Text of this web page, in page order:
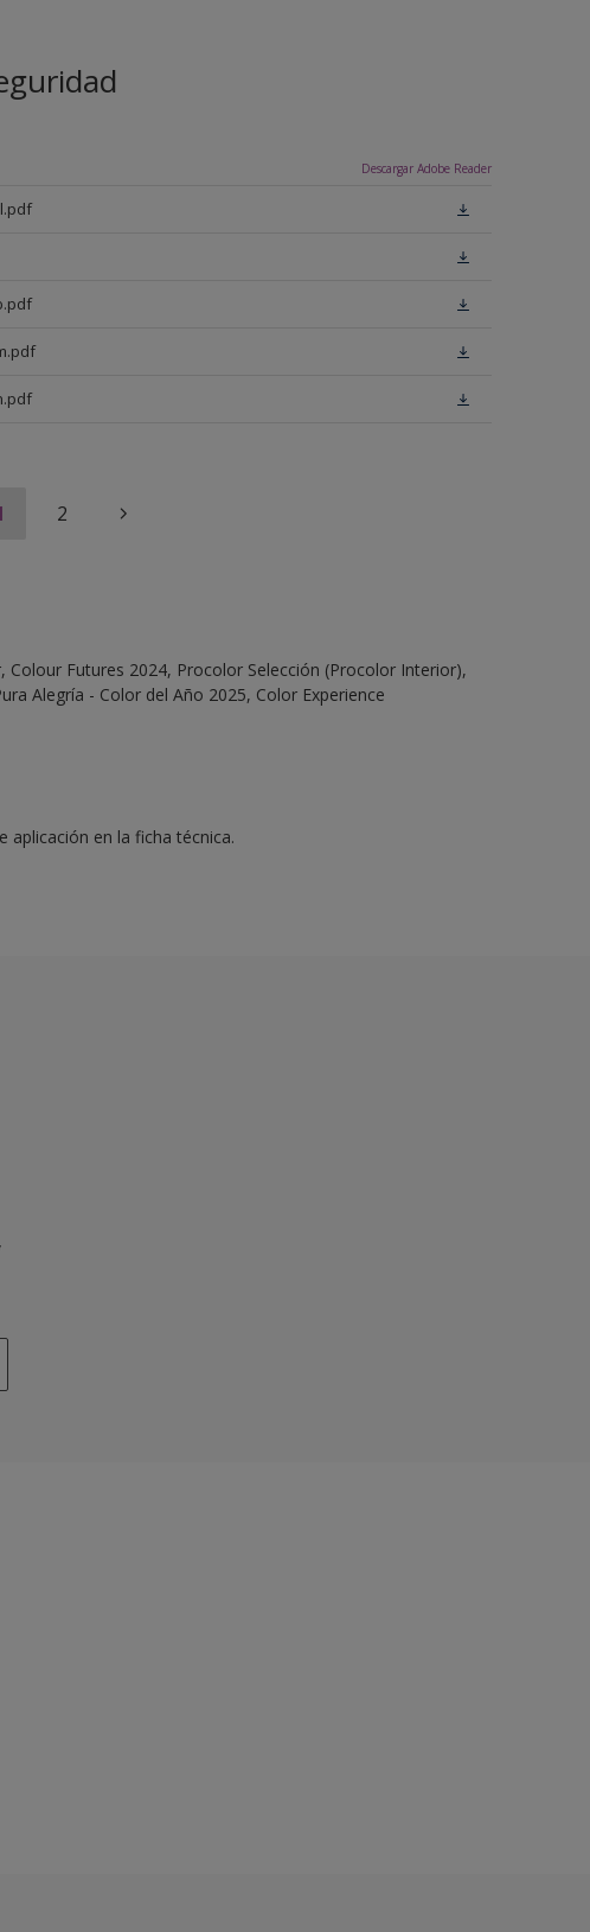
Descargar Adobe Reader
2
Futures 2024, Procolor Selección (Procolor Interior),
Alegría - Color del Año 2025, Color Experience
aplicación en la ficha técnica.